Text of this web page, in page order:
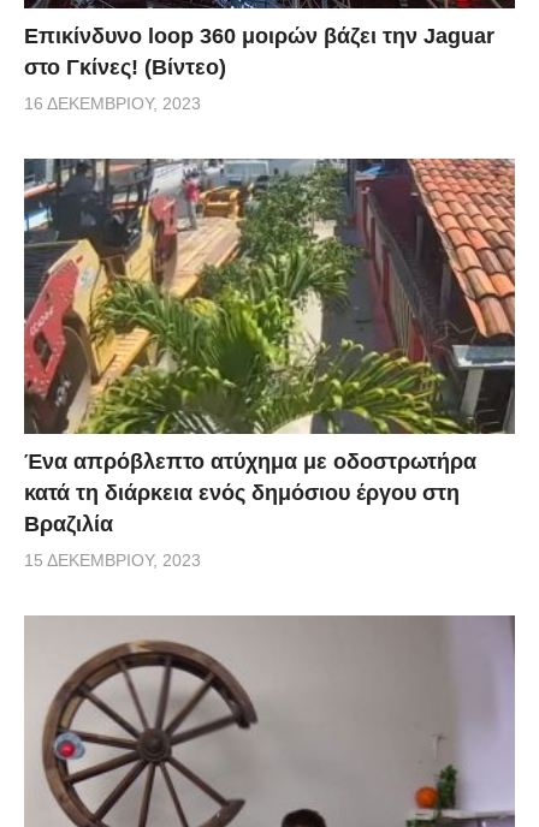
Επικίνδυνο loop 360 μοιρών βάζει την Jaguar
στο Γκίνες! (Βίντεο)
16 ΔΕΚΕΜΒΡΊΟΥ, 2023
Ένα απρόβλεπτο ατύχημα με οδοστρωτήρα
κατά τη διάρκεια ενός δημόσιου έργου στη
Βραζιλία
15 ΔΕΚΕΜΒΡΊΟΥ, 2023